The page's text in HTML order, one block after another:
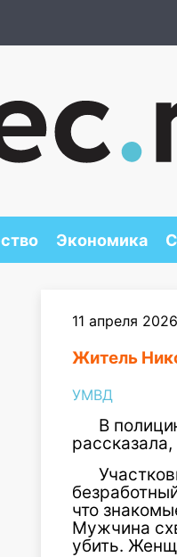
Экономика
11 апреля
Житель
УМВД
В
что
Мужчина
убить.